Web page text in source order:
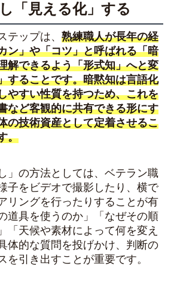
「見える化」する
テップは、熟練職人が長年の経
ン」や「コツ」と呼ばれる「暗
解できるよう「形式知」へと変
することです。暗黙知は言語化
やすい性質を持つため、これを
など客観的に共有できる形にす
の技術資産として定着させるこ
。
」の方法としては、ベテラン職
子をビデオで撮影したり、横で
リングを行ったりすることが有
道具を使うのか」「なぜその順
「天候や素材によって何を変え
体的な質問を投げかけ、判断の
を引き出すことが重要です。